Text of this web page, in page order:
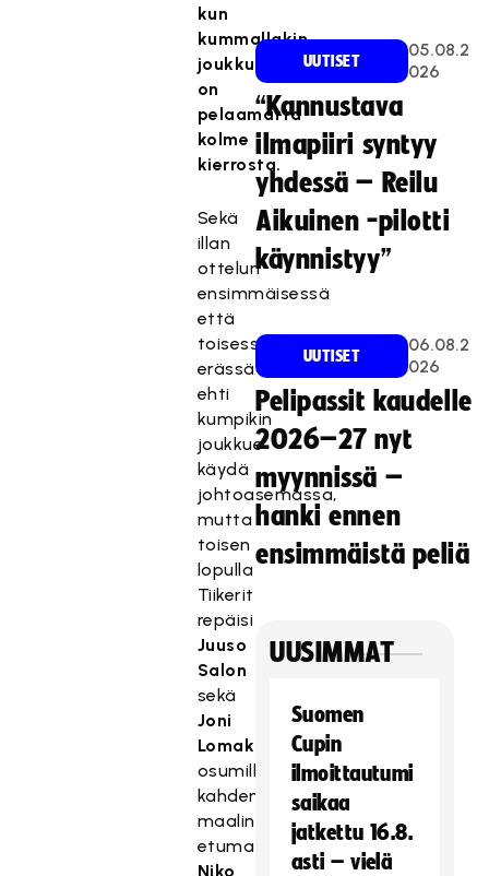
kun
kummallakin
joukkueella
on
pelaamatta
kolme
kierrosta.
Sekä
illan
ottelun
ensimmäisessä
että
toisessa
erässä
ehti
kumpikin
joukkue
käydä
johtoasemassa,
mutta
toisen
lopulla
Tiikerit
repäisi
Juuso
Salon
sekä
Joni
Lomakinin
osumilla
kahden
maalin
etumatkan.
Niko
UUTISET
05.08.2
026
“Kannustava
ilmapiiri syntyy
yhdessä – Reilu
Aikuinen -pilotti
käynnistyy”
UUTISET
06.08.2
026
Pelipassit kaudelle
2026–27 nyt
myynnissä –
hanki ennen
ensimmäistä peliä
UUSIMMAT
Suomen
Cupin
ilmoittautumi
saikaa
jatkettu 16.8.
asti – vielä